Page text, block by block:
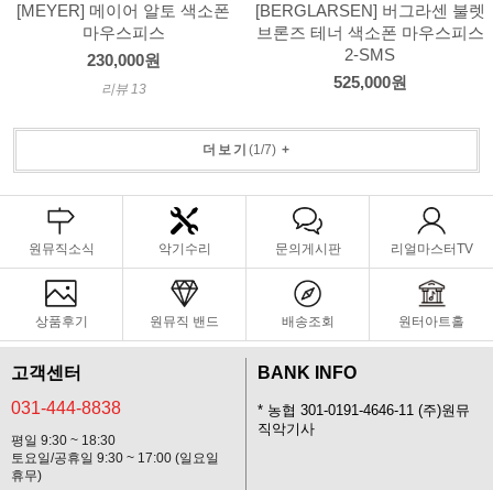
[MEYER] 메이어 알토 색소폰
마우스피스
230,000원
리뷰 13
[BERGLARSEN] 버그라센 불렛
브론즈 테너 색소폰 마우스피스
2-SMS
525,000원
더보기 (1 /7)+
원뮤직소식 악기수리 문의게시판 리얼마스터TV
상품후기 원뮤직 밴드 배송조회 원터아트홀
고객센터
031-444-8838
평일 9:30 ~ 18:30
토요일/공휴일 9:30 ~ 17:00 (일요일
휴무)
BANK INFO
* 농협 301-0191-4646-11 (주)원뮤
직악기사